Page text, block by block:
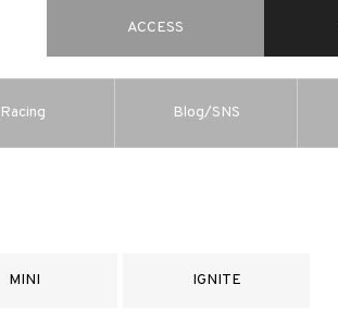
ACCESS
Racing Blog/SNS
MINI IGNITE